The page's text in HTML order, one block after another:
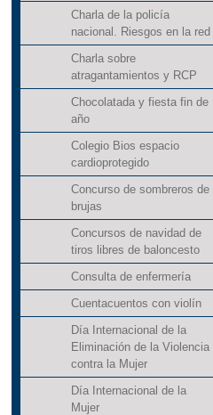
Charla de la policía
nacional. Riesgos en la red
Charla sobre
atragantamientos y RCP
Chocolatada y fiesta fin de
año
Colegio Bios espacio
cardioprotegido
Concurso de sombreros de
brujas
Concursos de navidad de
tiros libres de baloncesto
Consulta de enfermería
Cuentacuentos con violín
Día Internacional de la
Eliminación de la Violencia
contra la Mujer
Día Internacional de la
Mujer